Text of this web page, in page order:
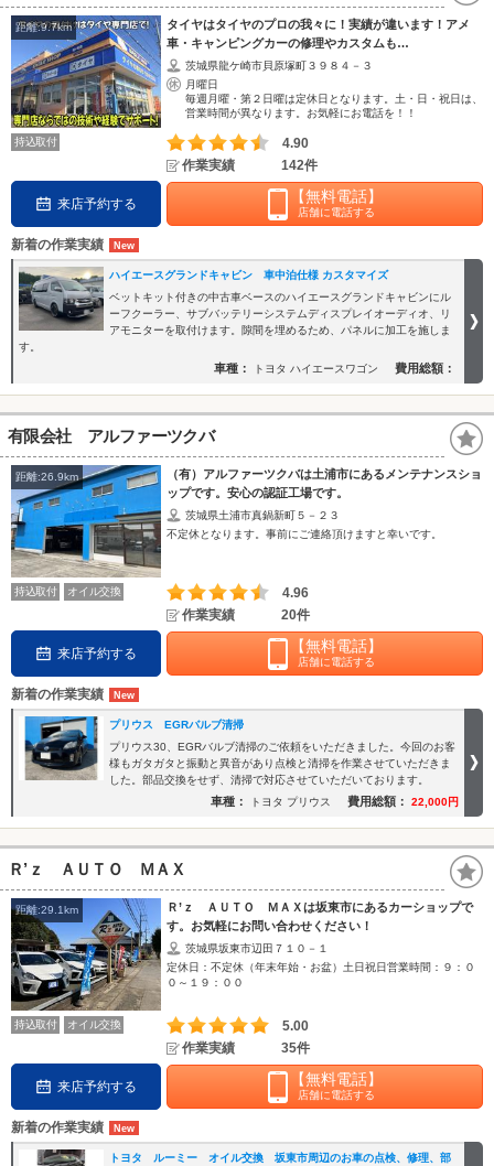
距離:9.7km
タイヤはタイヤのプロの我々に！実績が違います！アメ
車・キャンピングカーの修理やカスタムも…
茨城県龍ケ崎市貝原塚町３９８４－３
月曜日
毎週月曜・第２日曜は定休日となります。土・日・祝日は、
営業時間が異なります。お気軽にお電話を！！
持込取付
4.90
作業実績
142件
来店予約する 【無料電話】
店舗に電話する
新着の作業実績
ハイエースグランドキャビン 車中泊仕様 カスタマイズ
ベットキット付きの中古車ベースのハイエースグランドキャビンにル
ーフクーラー、サブバッテリーシステムディスプレイオーディオ、リ
アモニターを取付けます。隙間を埋めるため、パネルに加工を施しま
す。
車種： トヨタ ハイエースワゴン 費用総額：
有限会社 アルファーツクバ
距離:26.9km
（有）アルファーツクバは土浦市にあるメンテナンスショ
ップです。安心の認証工場です。
茨城県土浦市真鍋新町５－２３
不定休となります。事前にご連絡頂けますと幸いです。
持込取付 オイル交換
4.96
作業実績
20件
来店予約する 【無料電話】
店舗に電話する
新着の作業実績
プリウス EGRバルブ清掃
プリウス30、EGRバルブ清掃のご依頼をいただきました。今回のお客
様もガタガタと振動と異音があり点検と清掃を作業させていただきま
した。部品交換をせず、清掃で対応させていただいております。
車種： トヨタ プリウス 費用総額： 22,000円
Ｒ’ｚ ＡＵＴＯ ＭＡＸ
距離:29.1km
Ｒ’ｚ ＡＵＴＯ ＭＡＸは坂東市にあるカーショップで
す。お気軽にお問い合わせください！
茨城県坂東市辺田７１０－１
定休日：不定休（年末年始・お盆）土日祝日営業時間：９：０
０～１９：００
持込取付 オイル交換
5.00
作業実績
35件
来店予約する 【無料電話】
店舗に電話する
新着の作業実績
トヨタ ルーミー オイル交換 坂東市周辺のお車の点検、修理、部